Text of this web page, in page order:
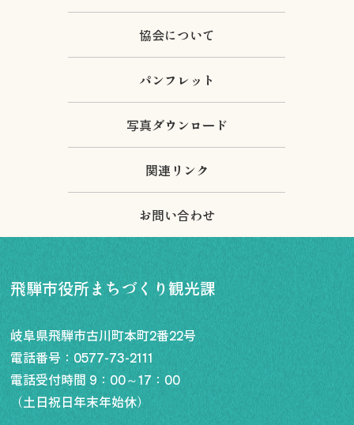
協会について
パンフレット
写真ダウンロード
関連リンク
お問い合わせ
飛騨市役所まちづくり観光課
岐阜県飛騨市古川町本町2番22号
電話番号： 0577-73-2111
電話受付時間 9：00～17：00
（土日祝日年末年始休）